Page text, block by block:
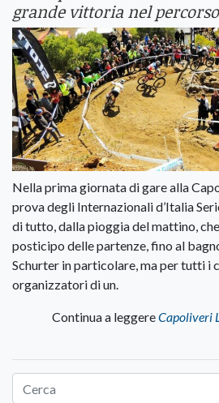
grande vittoria nel
Nella prima giornata di gare alla
prova degli Internazionali d’Italia
di tutto, dalla pioggia del mattino,
posticipo delle partenze, fino al
Schurter in particolare, ma per tutti i
organizzatori di un.
Continua a leggereCapoliveri